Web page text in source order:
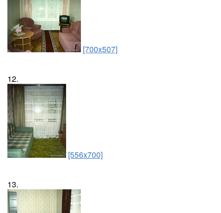
[700x507]
12.
[556x700]
13.